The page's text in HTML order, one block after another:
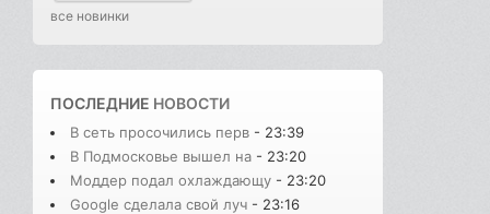
все новинки
ПОСЛЕДНИЕ НОВОСТИ
В сеть просочились перв - 23:39
В Подмосковье вышел на - 23:20
Моддер подал охлаждающу - 23:20
Google сделала свой луч - 23:16